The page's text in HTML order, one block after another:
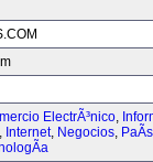
ElectrÃ³nico,
, Internet, Negocios,